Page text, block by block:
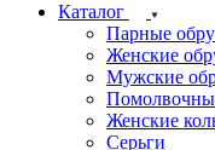
Каталог
Парные
Женские
Мужские
Женские
Серьги